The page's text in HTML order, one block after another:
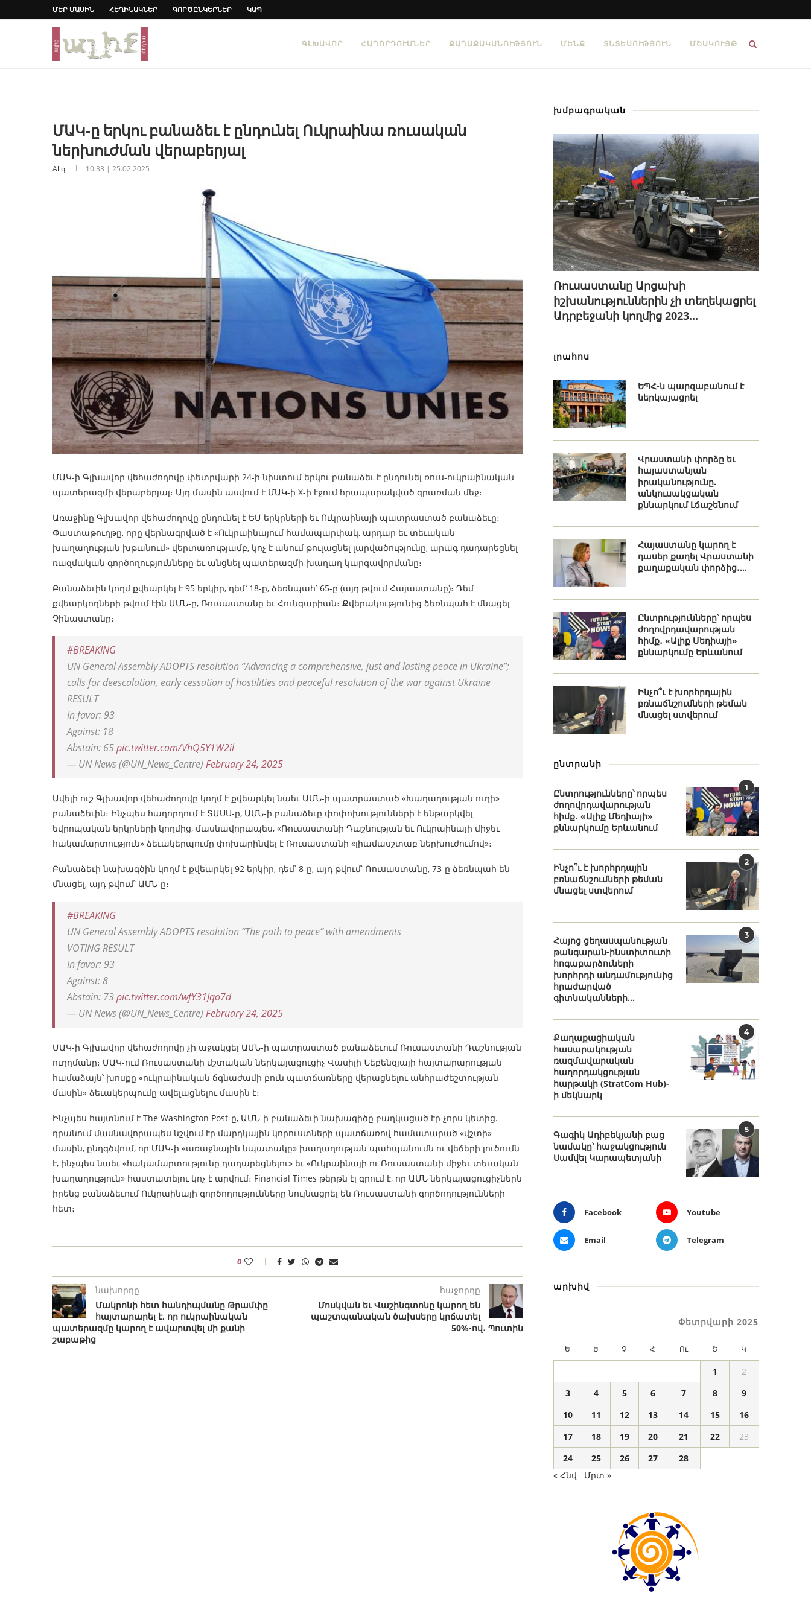
ՄԵՐ ՄԱՍԻՆ ՀԵՂԻՆԱԿՆԵՐ ԳՈՐԾԸՆԿԵՐՆԵՐ ԿԱՊ
ԳԼԽԱՎՈՐ ՀԱՂՈՐԴՈՒՄՆԵՐ ՔԱՂԱՔԱԿԱՆՈՒԹՅՈՒՆ ՄԵՆՔ ՏՆՏԵՍՈՒԹՅՈՒՆ ՄՇԱԿՈՒՅԹ
ՄԱԿ-ը երկու բանաձեւ է ընդունել Ուկրաինա ռուսական
ներխուժման վերաբերյալ
Aliq 10:33 | 25.02.2025
ՄԱԿ-ի Գլխավոր վեհաժողովը փետրվարի 24-ի նիստում երկու բանաձեւ է ընդունել ռուս-ուկրաինական
պատերազմի վերաբերյալ։ Այդ մասին ասվում է ՄԱԿ-ի X-ի էջում հրապարակված գրառման մեջ։
Առաջինը Գլխավոր վեհաժողովը ընդունել է ԵՄ երկրների եւ Ուկրաինայի պատրաստած բանաձեւը։
Փաստաթուղթը, որը վերնագրված է «Ուկրաինայում համապարփակ, արդար եւ տեւական
խաղաղության խթանում» վերտառությամբ, կոչ է անում թուլացնել լարվածությունը, արագ դադարեցնել
ռազմական գործողությունները եւ անցնել պատերազմի խաղաղ կարգավորմանը։
Բանաձեւին կողմ քվեարկել է 95 երկիր, դեմ՝ 18-ը, ձեռնպահ՝ 65-ը (այդ թվում Հայաստանը)։ Դեմ
քվեարկողների թվում էին ԱՄՆ-ը, Ռուսաստանը եւ Հունգարիան։ Քվերակությունից ձեռնպահ է մնացել
Չինաստանը։
#BREAKING
UN General Assembly ADOPTS resolution “Advancing a comprehensive, just and lasting peace in Ukraine”;
calls for deescalation, early cessation of hostilities and peaceful resolution of the war against Ukraine
RESULT
In favor: 93
Against: 18
Abstain: 65pic.twitter.com/VhQ5Y1W2il
— UN News (@UN_News_Centre) February 24, 2025
Ավելի ուշ Գլխավոր վեհաժողովը կողմ է քվեարկել նաեւ ԱՄՆ-ի պատրաստած «Խաղաղության ուղի»
բանաձեւին։ Ինչպես հաղորդում է ՏԱՍՍ-ը, ԱՄՆ-ի բանաձեւը փոփոխությունների է ենթարկվել
եվրոպական երկրների կողմից, մասնավորապես, «Ռուսաստանի Դաշնության եւ Ուկրաինայի միջեւ
հակամարտություն» ձեւակերպումը փոխարինվել է Ռուսաստանի «լիամասշտաբ ներխուժումով»։
Բանաձեւի նախագծին կողմ է քվեարկել 92 երկիր, դեմ՝ 8-ը, այդ թվում՝ Ռուսաստանը, 73-ը ձեռնպահ են
մնացել, այդ թվում՝ ԱՄՆ-ը։
#BREAKING
UN General Assembly ADOPTS resolution “The path to peace” with amendments
VOTING RESULT
In favor: 93
Against: 8
Abstain: 73pic.twitter.com/wfY31Jqo7d
— UN News (@UN_News_Centre) February 24, 2025
ՄԱԿ-ի Գլխավոր վեհաժողովը չի աջակցել ԱՄՆ-ի պատրաստած բանաձեւում Ռուսաստանի Դաշնության
ուղղմանը։ ՄԱԿ-ում Ռուսաստանի մշտական ​​ներկայացուցիչ Վասիլի Նեբենզյայի հայտարարության
համաձայն՝ խոսքը «ուկրաինական ճգնաժամի բուն պատճառները վերացնելու անհրաժեշտության
մասին» ձեւակերպումը ավելացնելու մասին է։
Ինչպես հայտնում է The Washington Post-ը, ԱՄՆ-ի բանաձեւի նախագիծը բաղկացած էր չորս կետից.
դրանում մասնավորապես նշվում էր մարդկային կորուստների պատճառով համատարած «վշտի»
մասին, ընդգծվում, որ ՄԱԿ-ի «առաջնային նպատակը» խաղաղության պահպանումն ու վեճերի լուծումն
է, ինչպես նաեւ «հակամարտությունը դադարեցնելու» եւ «Ուկրաինայի ու Ռուսաստանի միջեւ տեւական
խաղաղություն» հաստատելու կոչ է արվում։ Financial Times թերթն էլ գրում է, որ ԱՄՆ ներկայացուցիչներն
իրենց բանաձեւում Ուկրաինայի գործողությունները նույնացրել են Ռուսաստանի գործողությունների
հետ։
0
նախորդը
Մակրոնի հետ հանդիպմանը Թրամփը
հայտարարել է, որ ուկրաինական
պատերազմը կարող է ավարտվել մի քանի
շաբաթից
հաջորդը
Մոսկվան եւ Վաշինգտոնը կարող են
պաշտպանական ծախսերը կրճատել
50%-ով․ Պուտին
խմբագրական
Ռուսաստանը Արցախի
իշխանություններին չի տեղեկացրել
Ադրբեջանի կողմից 2023...
լրահոս
ԵՊՀ-ն պարզաբանում է
ներկայացրել
Վրաստանի փորձը եւ
հայաստանյան
իրականությունը.
անկուսակցական
քննարկում Լճաշենում
Հայաստանը կարող է
դասեր քաղել Վրաստանի
քաղաքական փորձից․...
Ընտրությունները՝ որպես
ժողովրդավարության
հիմք․ «Ալիք Մեդիայի»
քննարկումը Երևանում
Ինչո՞ւ է խորհրդային
բռնաճնշումների թեման
մնացել ստվերում
ընտրանի
1
Ընտրությունները՝ որպես
ժողովրդավարության
հիմք․ «Ալիք Մեդիայի»
քննարկումը Երևանում
2
Ինչո՞ւ է խորհրդային
բռնաճնշումների թեման
մնացել ստվերում
3
Հայոց ցեղասպանության
թանգարան-ինստիտուտի
հոգաբարձուների
խորհրդի անդամությունից
հրաժարված
գիտնականների...
4
Քաղաքացիական
հասարակության
ռազմավարական
հաղորդակցության
հարթակի (StratCom Hub)-
ի մեկնարկ
5
Գագիկ Ադիբեկյանի բաց
նամակը՝ հաջակցություն
Սամվել Կարապետյանի
Facebook Youtube
Email Telegram
արխիվ
Փետրվարի 2025
Ե Ե Չ Հ Ու Շ Կ
1
2
3
4 5 6 7 8
9
10
11 12 13 14 15
16
17
18 19 20 21 22
23
24
25 26 27
28
« Հնվ
Մրտ »